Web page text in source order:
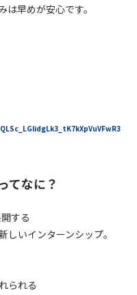
早めが安心です。
てなに？
する
しいインターンシップ。
られる